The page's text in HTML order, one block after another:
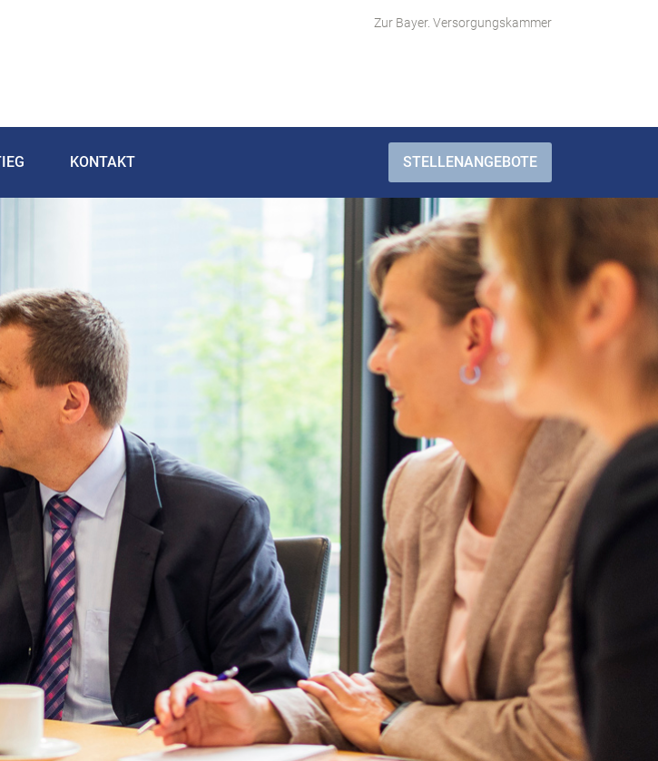
Zur Bayer. Versorgungskammer
KONTAKT STELLENANGEBOTE